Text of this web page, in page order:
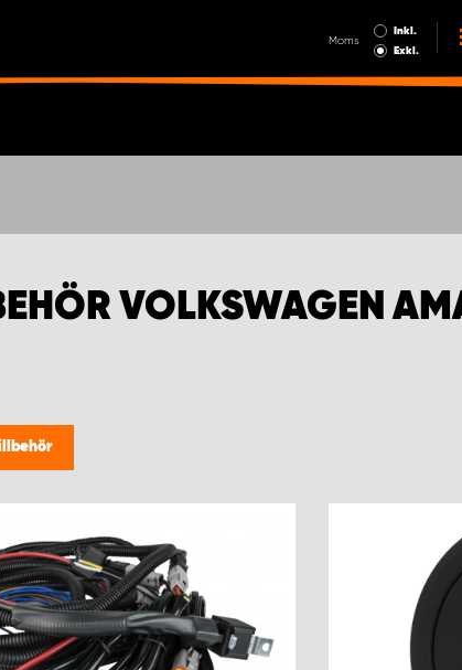
Moms
Inkl.
Exkl.
VOLKSWAGEN